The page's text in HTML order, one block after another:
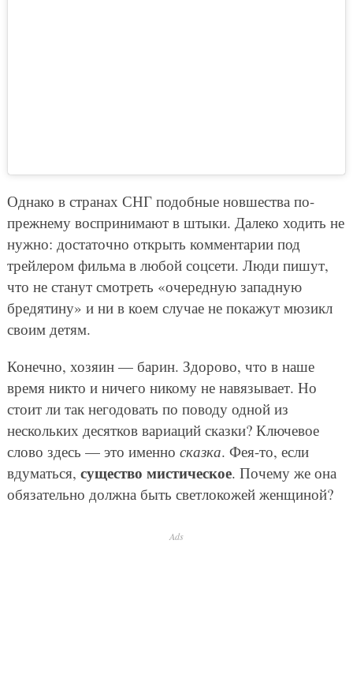
Однако в странах СНГ подобные новшества по-
прежнему воспринимают в штыки. Далеко ходить не
нужно: достаточно открыть комментарии под
трейлером фильма в любой соцсети. Люди пишут,
что не станут смотреть «очередную западную
бредятину» и ни в коем случае не покажут мюзикл
своим детям.
Конечно, хозяин — барин. Здорово, что в наше
время никто и ничего никому не навязывает. Но
стоит ли так негодовать по поводу одной из
нескольких десятков вариаций сказки? Ключевое
слово здесь — это именно сказка. Фея-то, если
вдуматься, существо мистическое. Почему же она
обязательно должна быть светлокожей женщиной?
Ads